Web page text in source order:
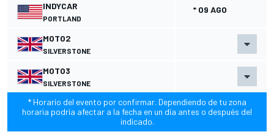
INDYCAR
PORTLAND
* 09 AGO
MOTO2
SILVERSTONE
MOTO3
SILVERSTONE
* Horario del evento por confirmar. Dependiendo de tu zona
horaria podría afectar a la fecha en un día antes o después del
indicado.